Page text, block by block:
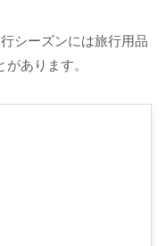
シーズンには旅行用品
あります。